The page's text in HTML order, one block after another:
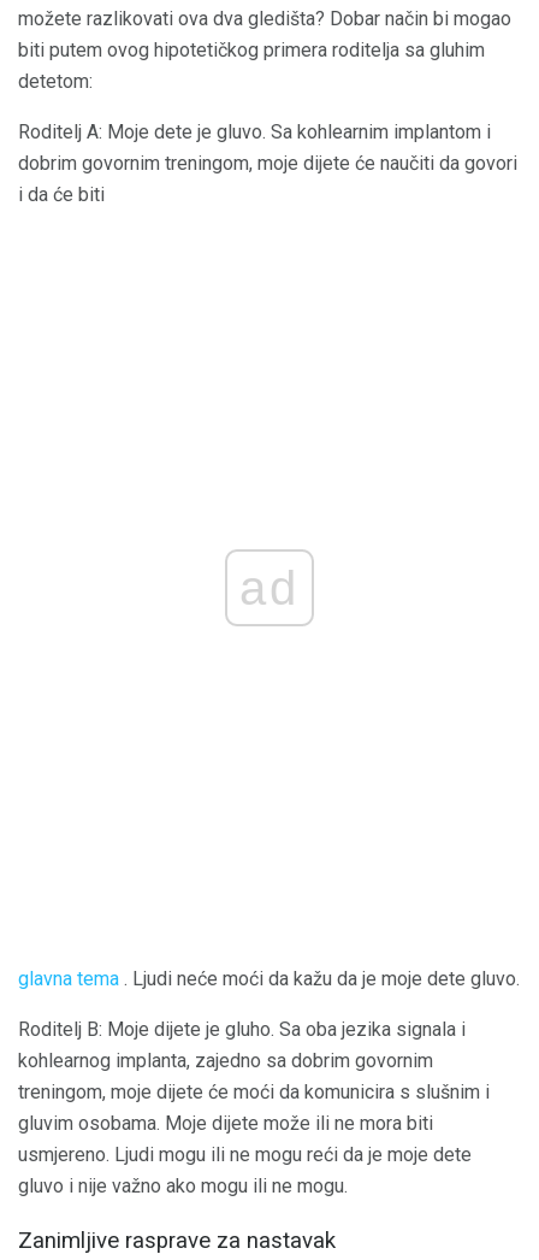
možete razlikovati ova dva gledišta? Dobar način bi mogao
biti putem ovog hipotetičkog primera roditelja sa gluhim
detetom:
Roditelj A: Moje dete je gluvo. Sa kohlearnim implantom i
dobrim govornim treningom, moje dijete će naučiti da govori
i da će biti
ad
glavna tema . Ljudi neće moći da kažu da je moje dete gluvo.
Roditelj B: Moje dijete je gluho. Sa oba jezika signala i
kohlearnog implanta, zajedno sa dobrim govornim
treningom, moje dijete će moći da komunicira s slušnim i
gluvim osobama. Moje dijete može ili ne mora biti
usmjereno. Ljudi mogu ili ne mogu reći da je moje dete
gluvo i nije važno ako mogu ili ne mogu.
Zanimljive rasprave za nastavak